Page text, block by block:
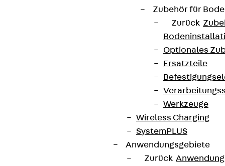
Zubehör für
Zurück
Optionales
Ersatzteile
Werkzeuge
Wireless Charging
SystemPLUS
Anwendungsgebiete
Zurück